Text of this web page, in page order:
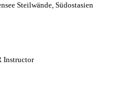
Steilwände, Südostasien
Instructor